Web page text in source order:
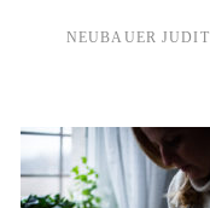
NEUBAUER JUDIT